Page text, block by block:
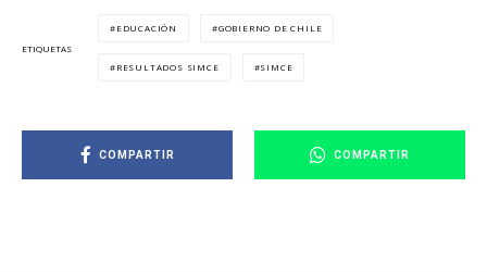
ETIQUETAS
EDUCACIÓN GOBIERNO DE CHILE
RESULTADOS SIMCE SIMCE
COMPARTIR COMPARTIR